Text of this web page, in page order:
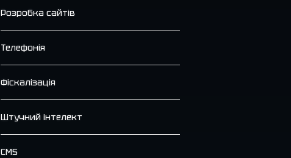
Розробка сайтів
Телефонія
Фіскалізація
Штучний інтелект
CMS